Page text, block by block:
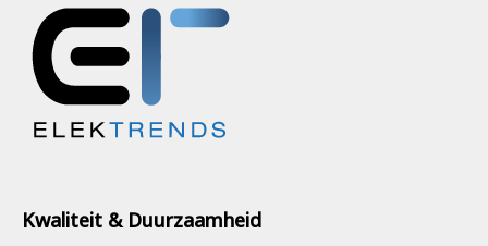
Kwaliteit & Duurzaamheid